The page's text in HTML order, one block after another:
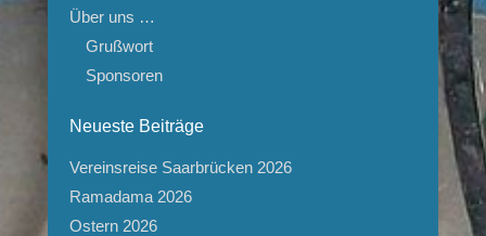
Über uns …
Grußwort
Sponsoren
Neueste Beiträge
Vereinsreise Saarbrücken 2026
Ramadama 2026
Ostern 2026